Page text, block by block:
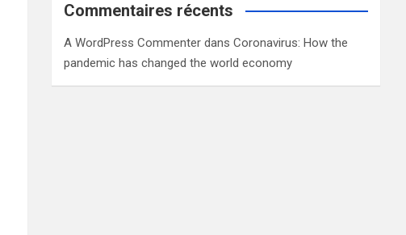
Commentaires récents
A WordPress Commenter dansCoronavirus: How the
pandemic has changed the world economy